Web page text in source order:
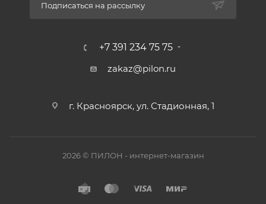
Подписаться на рассылку
+7 391 234 75 75
zakaz@pilon.ru
г. Красноярск, ул. Стадионная, 1
2026 © ПИЛОН - интернет-магазин